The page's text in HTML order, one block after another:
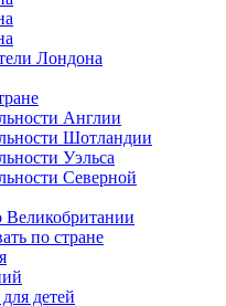
Лондона
Англии
Шотландии
Уэльса
Северной
Великобритании
по стране
детей